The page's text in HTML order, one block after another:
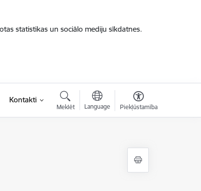
statistikas un sociālo mediju sīkdatnes.
Kontakti
Meklēt Language Piekļūstamība